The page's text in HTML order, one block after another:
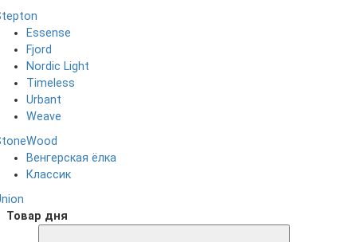
Essense
Fjord
Nordic Light
Timeless
Urbant
Weave
Венгерская ёлка
Классик
Товар дня